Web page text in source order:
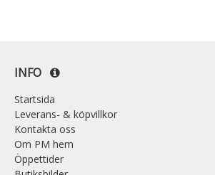
INFO
Startsida
Leverans- & köpvillkor
Kontakta oss
Om PM hem
Öppettider